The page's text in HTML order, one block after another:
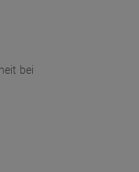
bei